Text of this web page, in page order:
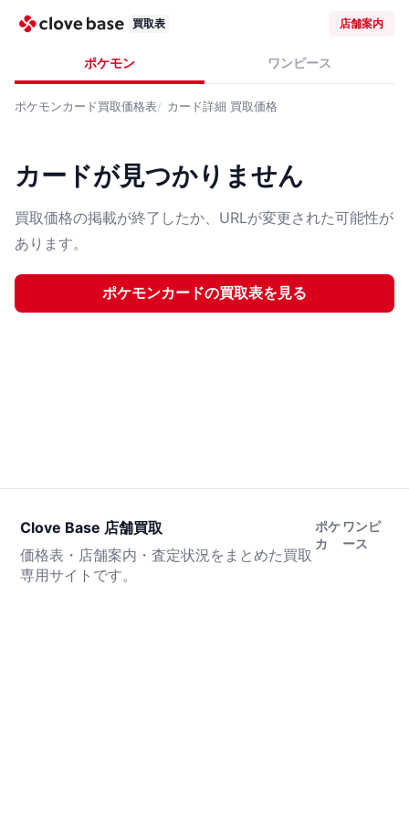
買取表 店舗案内
ポケモン ワンピース
ポケモンカード買取価格表 カード詳細 買取価格
カードが見つかりません
買取価格の掲載が終了したか、URLが変更された可能性が
あります。
ポケモンカードの買取表を見る
Clove Base 店舗買取
価格表・店舗案内・査定状況をまとめた買取
専用サイトです。
ポケ
カ
ワンピ
ース